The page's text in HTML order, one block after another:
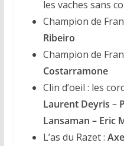
les vaches sans
Champion de
Ribeiro
Champion de
Costarramone
Clin d’oeil : les
Laurent Deyris –
Lansaman – Eric
L’as du Razet :